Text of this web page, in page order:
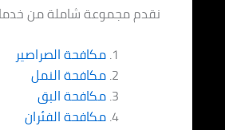
نقدم مجموعة شاملة من
مكافحة الصراصير
مكافحة النمل
مكافحة البق
مكافحة الفئران